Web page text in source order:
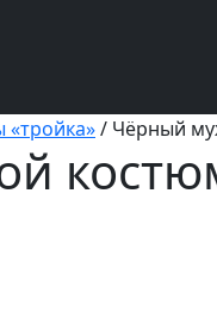
/ Чёрный